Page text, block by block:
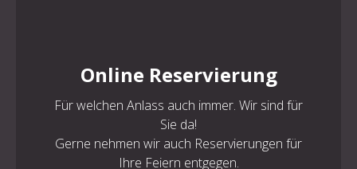
Online Reservierung
Für welchen Anlass auch immer. Wir sind für
Sie da!
Gerne nehmen wir auch Reservierungen für
Ihre Feiern entgegen.